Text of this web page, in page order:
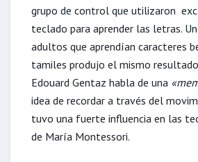
grupo de control que utilizaron
teclado para aprender las letras.
adultos que aprendían caracteres
tamiles produjo el mismo
Edouard Gentaz habla de una
idea de recordar a través del
tuvo una fuerte influencia en las
de María Montessori.